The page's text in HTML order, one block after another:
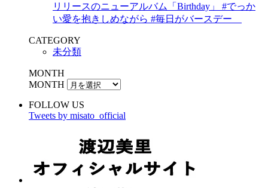
リリースのニューアルバム「Birthday」 #でっか
い愛を抱きしめながら #毎日がバースデー
CATEGORY
未分類
MONTH
MONTH
FOLLOW US
Tweets by misato_official